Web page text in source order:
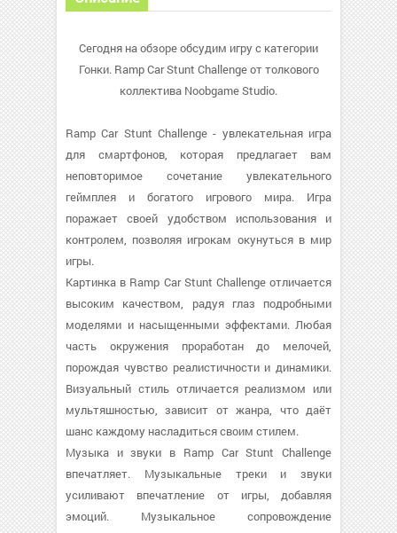
Сегодня на обзоре обсудим игру с категории
Гонки. Ramp Car Stunt Challenge от толкового
коллектива Noobgame Studio.
Ramp Car Stunt Challenge - увлекательная игра
для смартфонов, которая предлагает вам
неповторимое сочетание увлекательного
геймплея и богатого игрового мира. Игра
поражает своей удобством использования и
контролем, позволяя игрокам окунуться в мир
игры.
Картинка в Ramp Car Stunt Challenge отличается
высоким качеством, радуя глаз подробными
моделями и насыщенными эффектами. Любая
часть окружения проработан до мелочей,
порождая чувство реалистичности и динамики.
Визуальный стиль отличается реализмом или
мультяшностью, зависит от жанра, что даёт
шанс каждому насладиться своим стилем.
Музыка и звуки в Ramp Car Stunt Challenge
впечатляет. Музыкальные треки и звуки
усиливают впечатление от игры, добавляя
эмоций. Музыкальное сопровождение